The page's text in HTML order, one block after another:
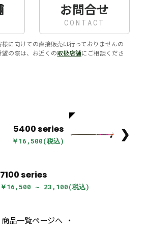
お問合せ
CONTACT
に向けての直接販売は行っておりませんの
の際は、お近くの取扱店舗にご相談くださ
5400 series
￥16,500(税込) ❯
7100 series
￥16,500 ~ 23,100(税込)
商品一覧ページへ